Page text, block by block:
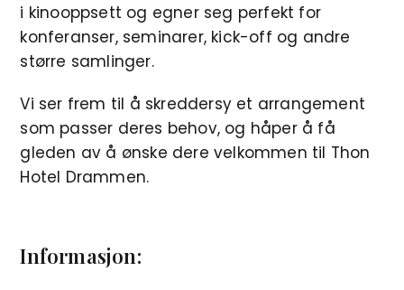
i kinooppsett og egner seg perfekt for
konferanser, seminarer, kick-off og andre
større samlinger.
Vi ser frem til å skreddersy et arrangement
som passer deres behov, og håper å få
gleden av å ønske dere velkommen til Thon
Hotel Drammen.
Informasjon: